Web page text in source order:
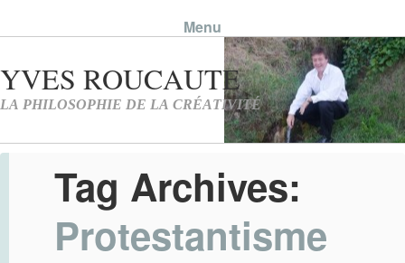
Menu
Skip to content
Tag Archives:
Protestantisme